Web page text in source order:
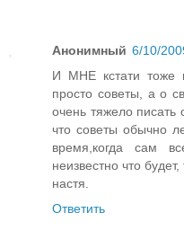
Анонимный 6/10/
И МНЕ кстати тоже
просто советы, а о
очень тяжело писать
что советы обычно
время,когда сам
неизвестно что
настя.
Ответить